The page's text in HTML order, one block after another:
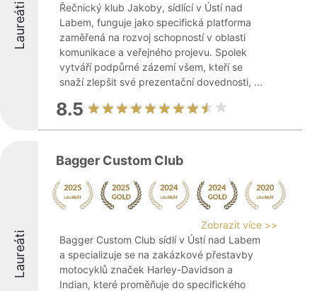
Laureáti
Řečnický klub Jakoby, sídlící v Ústí nad
Labem, funguje jako specifická platforma
zaměřená na rozvoj schopností v oblasti
komunikace a veřejného projevu. Spolek
vytváří podpůrné zázemí všem, kteří se
snaží zlepšit své prezentační dovednosti, ...
8.5
Laureáti
Bagger Custom Club
Zobrazit více >>
Bagger Custom Club sídlí v Ústí nad Labem
a specializuje se na zakázkové přestavby
motocyklů značek Harley-Davidson a
Indian, které proměňuje do specifického